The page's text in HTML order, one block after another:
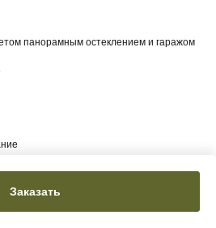
Заказать
панорамным остеклением и гаражом